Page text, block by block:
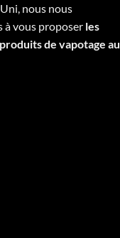
nous nous
à vous proposer les
de vapotage au